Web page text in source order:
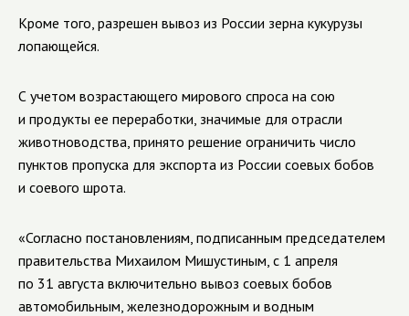
Кроме того, разрешен вывоз из России зерна кукурузы
лопающейся.
С учетом возрастающего мирового спроса на сою
и продукты ее переработки, значимые для отрасли
животноводства, принято решение ограничить число
пунктов пропуска для экспорта из России соевых бобов
и соевого шрота.
«Согласно постановлениям, подписанным председателем
правительства Михаилом Мишустиным, с 1 апреля
по 31 августа включительно вывоз соевых бобов
автомобильным, железнодорожным и водным